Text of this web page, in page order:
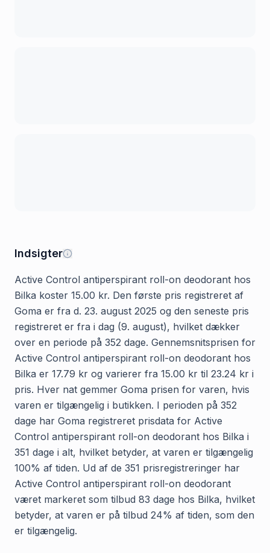
Indsigter
Active Control antiperspirant roll-on deodorant hos
Bilka koster 15.00 kr. Den første pris registreret af
Goma er fra d. 23. august 2025 og den seneste pris
registreret er fra i dag (9. august), hvilket dækker
over en periode på 352 dage. Gennemsnitsprisen for
Active Control antiperspirant roll-on deodorant hos
Bilka er 17.79 kr og varierer fra 15.00 kr til 23.24 kr i
pris. Hver nat gemmer Goma prisen for varen, hvis
varen er tilgængelig i butikken. I perioden på 352
dage har Goma registreret prisdata for Active
Control antiperspirant roll-on deodorant hos Bilka i
351 dage i alt, hvilket betyder, at varen er tilgængelig
100% af tiden. Ud af de 351 prisregistreringer har
Active Control antiperspirant roll-on deodorant
været markeret som tilbud 83 dage hos Bilka, hvilket
betyder, at varen er på tilbud 24% af tiden, som den
er tilgængelig.